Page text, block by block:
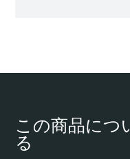
この商品につ
る